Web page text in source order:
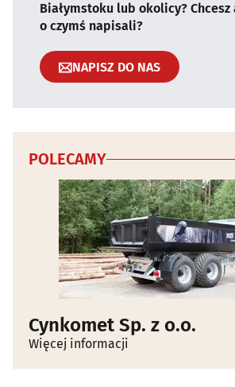
Białymstoku lub okolicy? Chcesz
o czymś napisali?
NAPISZ DO NAS
POLECAMY
Cynkomet Sp. z o.o.
Więcej informacji